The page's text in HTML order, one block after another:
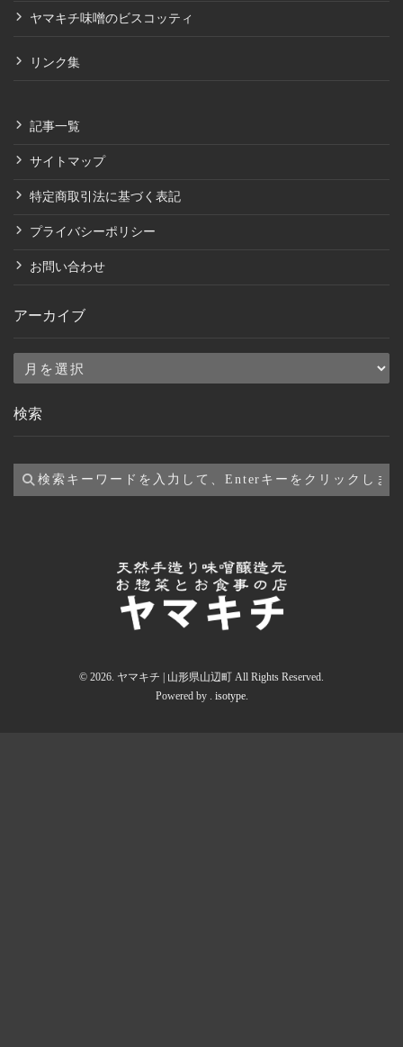
ヤマキチ味噌のビスコッティ
リンク集
記事一覧
サイトマップ
特定商取引法に基づく表記
プライバシーポリシー
お問い合わせ
アーカイブ
ア
カ
ブ
検索
© 2026. ヤマキチ | 山形県山辺町 All Rights Reserved.
Powered by . isotype.